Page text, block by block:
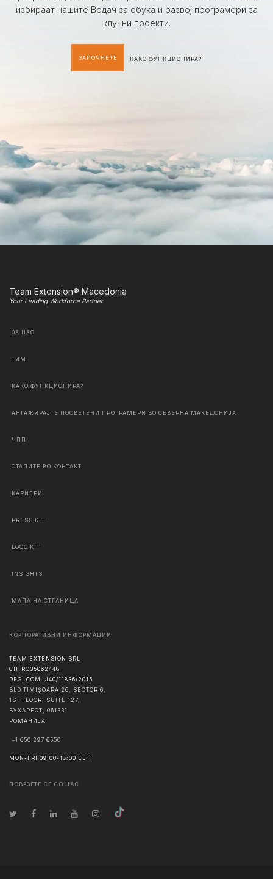
избираат нашите Водач за обука и развој програмери за
клучни проекти.
ЗАПОЧНЕТЕ КАКО ФУНКЦИОНИРА?
Team Extension® Macedonia
Your Leading Workforce Partner
ЗА НАС
ТИМ
КАКО ФУНКЦИОНИРА?
АНГАЖИРАЈТЕ ПОСВЕТЕНИ ПРОГРАМЕРИ ВО СЕВЕРНА МАКЕДОНИЈА
ЧПП
СТАПИТЕ ВО КОНТАКТ
КАРИЕРИ
PRESS KIT
LOGO KIT
INSIGHTS
МАПА НА СТРАНИЦА
КОРПОРАТИВНИ ИНФОРМАЦИИ
TEAM EXTENSION SRL
CIF RO35062448
REG. COM. J40/11836/2015
BLD TIMIȘOARA 26, SECTOR 6,
1ST FLOOR, SUITE 127,
БУХАРЕСТ, 061331
РОМАНИЈА
+1 650 297 6550
MON-FRI 09:00-18:00 EET
ПОВРЗЕТЕ СЕ СО НАС